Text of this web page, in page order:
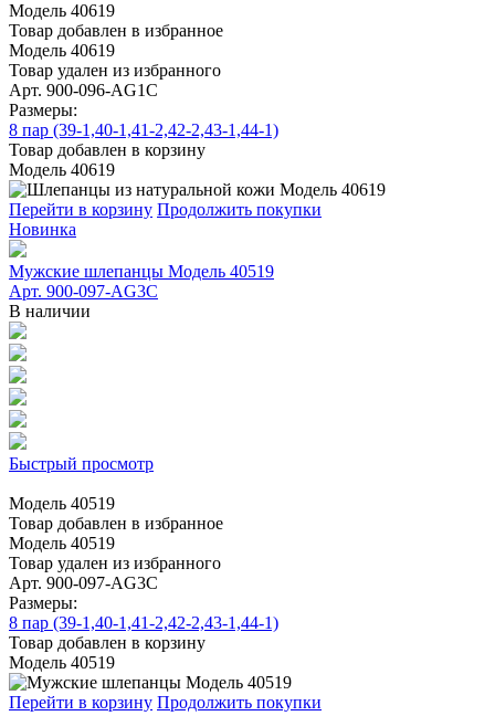
Модель 40619
Товар добавлен в избранное
Модель 40619
Товар удален из избранного
Арт. 900-096-AG1C
Размеры:
8 пар (39-1,40-1,41-2,42-2,43-1,44-1)
Товар добавлен в корзину
Модель 40619
Перейти в корзину Продолжить покупки
Новинка
Мужские шлепанцы Модель 40519
Арт. 900-097-AG3C
В наличии
Быстрый просмотр
Модель 40519
Товар добавлен в избранное
Модель 40519
Товар удален из избранного
Арт. 900-097-AG3C
Размеры:
8 пар (39-1,40-1,41-2,42-2,43-1,44-1)
Товар добавлен в корзину
Модель 40519
Перейти в корзину Продолжить покупки